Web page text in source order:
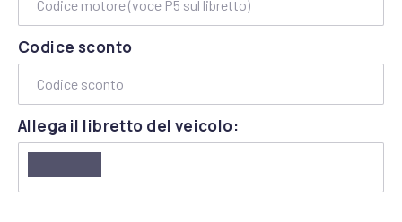
Codice sconto
Allega il libretto del veicolo: